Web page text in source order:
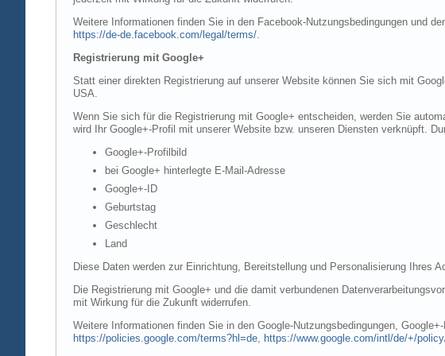
Weitere Informationen finden Sie in den Facebook-Nutzungsbedingungen und
https://de-de.facebook.com/legal/terms/.
Registrierung mit Google+
Statt einer direkten Registrierung auf unserer Website können Sie sich mit
USA.
Wenn Sie sich für die Registrierung mit Google+ entscheiden, werden Sie
wird Ihr Google+-Profil mit unserer Website bzw. unseren Diensten verknüpft.
Google+-Profilbild
bei Google+ hinterlegte E-Mail-Adresse
Google+-ID
Geburtstag
Geschlecht
Land
Diese Daten werden zur Einrichtung, Bereitstellung und Personalisierung Ihres
Die Registrierung mit Google+ und die damit verbundenen
mit Wirkung für die Zukunft widerrufen.
Weitere Informationen finden Sie in den Google-Nutzungsbedingungen,
https://policies.google.com/terms?hl=de, https://www.google.com/intl/de/+/